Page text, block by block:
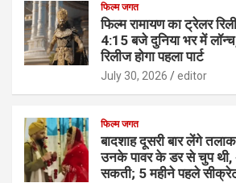
फिल्म जगत
फिल्म रामायण का ट्रेलर
4:15 बजे दुनिया भर में
रिलीज होगा पहला पार्ट
July 30, 2026 editor
फिल्म जगत
बादशाह दूसरी बार लेंगे
उनके पावर के डर से चुप थी,
सकती; 5 महीने पहले